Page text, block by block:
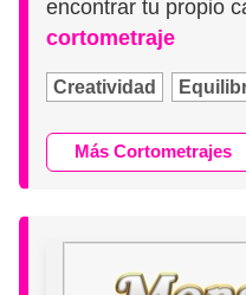
encontrar tu propio
cortometraje
Creatividad
Más Cortometrajes